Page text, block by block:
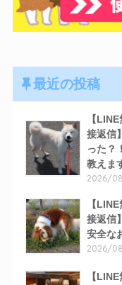
最近の投稿
【
接返信
った？
教えま
2026/
【
接返信
安全な
2026/
【